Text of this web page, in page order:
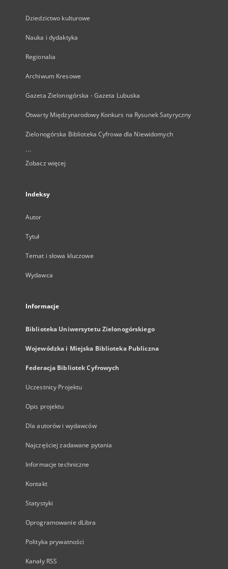
Dziedzictwo kulturowe
Nauka i dydaktyka
Regionalia
Archiwum Kresowe
Gazeta Zielonogórska - Gazeta Lubuska
Otwarty Międzynarodowy Konkurs na Rysunek Satyryczny
Zielonogórska Biblioteka Cyfrowa dla Niewidomych
...
Zobacz więcej
Indeksy
Autor
Tytuł
Temat i słowa kluczowe
Wydawca
Informacje
Biblioteka Uniwersytetu Zielonogórskiego
Wojewódzka i Miejska Biblioteka Publiczna
Federacja Bibliotek Cyfrowych
Uczestnicy Projektu
Opis projektu
Dla autorów i wydawców
Najczęściej zadawane pytania
Informacje techniczne
Kontakt
Statystyki
Oprogramowanie dLibra
Polityka prywatności
Kanały RSS